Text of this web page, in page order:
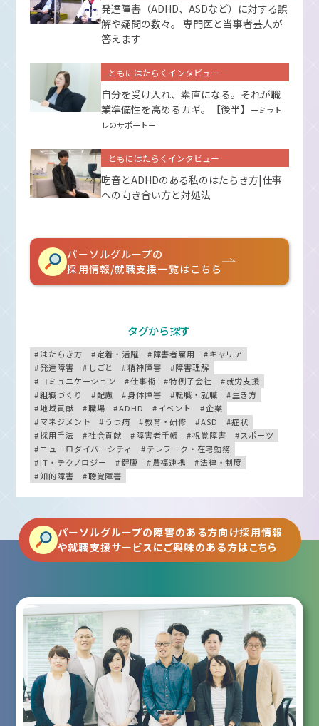
発達障害（ADHD、ASDなど）に対する誤
解や疑問の数々。 専門医と当事者芸人が
答えます
ともにはたらくインタビュー
自分を受け入れ、素直になる。それが職
業準備性を高めるカギ。【後半】
ーミラト
レのサポートー
ともにはたらくインタビュー
吃音とADHDのある私のはたらき方|仕事
への向き合い方と対処法
パーソルグループの
採用情報/就職支援一覧はこちら
タグから探す
はたらき方 定着・活躍 障害者雇用
キャリア
発達障害
しごと 精神障害
障害理解
コミュニケーション
仕事術 特例子会社
就労支援
組織づくり
配慮 身体障害 転職・就職
生き方
地域貢献
職場 ADHD イベント
企業
マネジメント
うつ病 教育・研修 ASD
症状
採用手法
社会貢献 障害者手帳 視覚障害
スポーツ
ニューロダイバーシティ
テレワーク・在宅勤務
IT・テクノロジー
健康 農福連携
法律・制度
知的障害
聴覚障害
パーソルグループの障害のある方向け採用情報
や就職支援サービスにご興味のある方はこちら